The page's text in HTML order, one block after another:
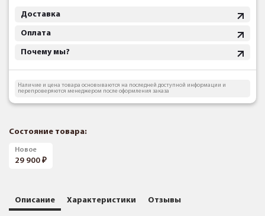
Доставка
Оплата
Почему мы?
Наличие и цена товара основываются на последней доступной информации и
перепроверяются менеджером после оформления заказа
Состояние товара:
Новое
29 900
Описание Характеристики Отзывы